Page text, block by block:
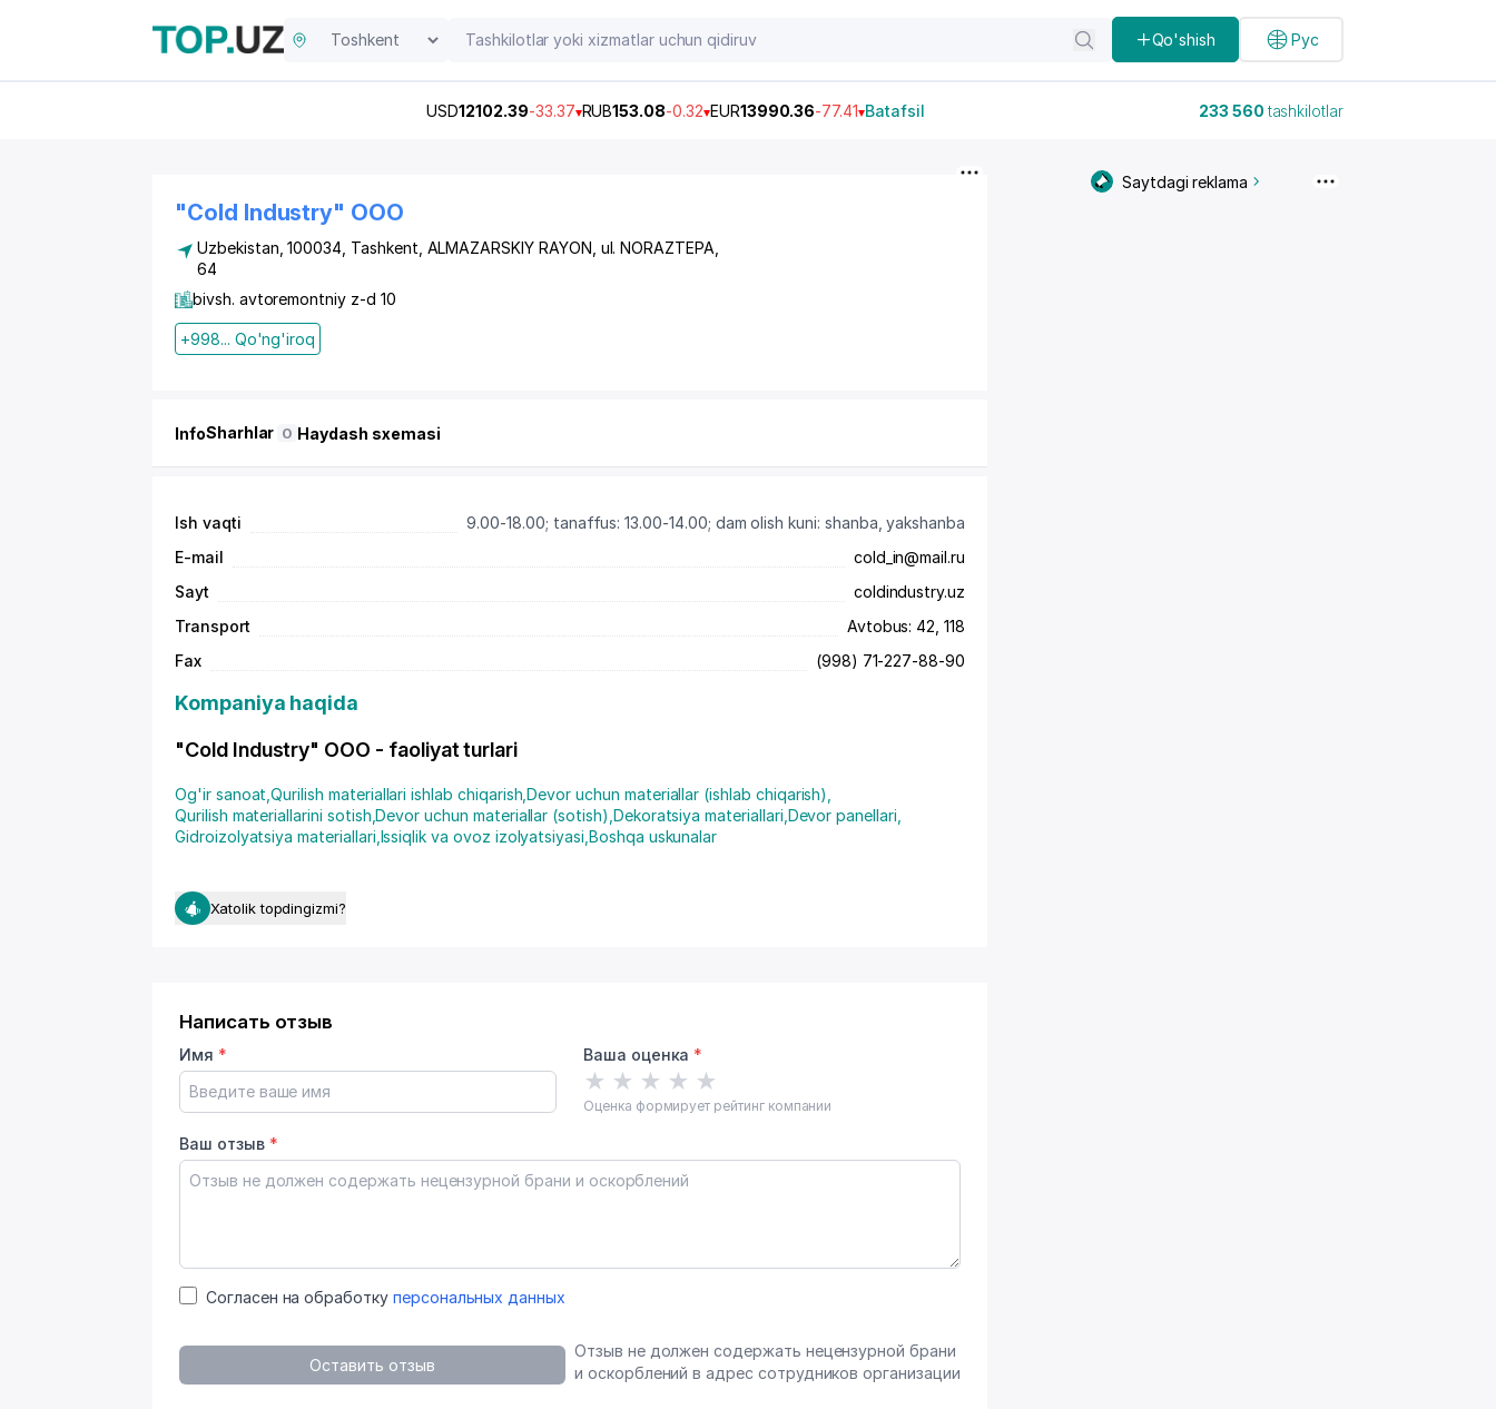
Qo'shish Рус
USD12102.39-33.37 RUB153.08-0.32 EUR13990.36-77.41 Batafsil 233 560tashkilotlar
"Cold Industry" OOO
Uzbekistan, 100034, Tashkent ALMAZARSKIY RAYON , ul. NORAZTEPA,
64
bivsh. avtoremontniy z-d 10
+998... Qo'ng'iroq
InfoSharhlar 0 Haydash sxemasi
Ish vaqti
9.00-18.00; tanaffus: 13.00-14.00; dam olish kuni: shanba, yakshanba
E-mail
cold_in@mail.ru
Sayt
coldindustry.uz
Transport
Avtobus: 42, 118
Fax
(998) 71-227-88-90
Kompaniya haqida
"Cold Industry" OOO - faoliyat turlari
Og'ir sanoat ,Qurilish materiallari ishlab chiqarish ,Devor uchun materiallar (ishlab chiqarish)
Qurilish materiallarini sotish ,Devor uchun materiallar (sotish) Dekoratsiya materiallari Devor panellari
Gidroizolyatsiya materiallari Issiqlik va ovoz izolyatsiyasi Boshqa uskunalar
Xatolik topdingizmi?
Написать отзыв
Имя * Ваша оценка *
★ ★ ★ ★ ★
Оценка формирует рейтинг компании
Ваш отзыв *
Согласен на обработку персональных данных
Оставить отзыв
Отзыв не должен содержать нецензурной брани
и оскорблений в адрес сотрудников организации
Saytdagi reklama